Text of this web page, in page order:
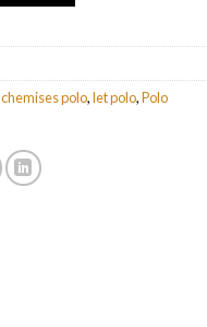
chemises polo,let polo,Polo